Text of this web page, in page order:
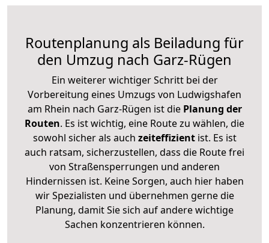
Routenplanung als Beiladung für
den Umzug nach Garz-Rügen
Ein weiterer wichtiger Schritt bei der
Vorbereitung eines Umzugs von Ludwigshafen
am Rhein nach Garz-Rügen ist diePlanung der
Routen. Es ist wichtig, eine Route zu wählen, die
sowohl sicher als auch zeiteffizientist. Es ist
auch ratsam, sicherzustellen, dass die Route frei
von Straßensperrungen und anderen
Hindernissen ist. Keine Sorgen, auch hier haben
wir Spezialisten und übernehmen gerne die
Planung, damit Sie sich auf andere wichtige
Sachen konzentrieren können.